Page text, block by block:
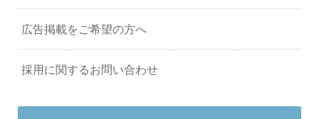
広告掲載をご希望の方へ
採用に関するお問い合わせ